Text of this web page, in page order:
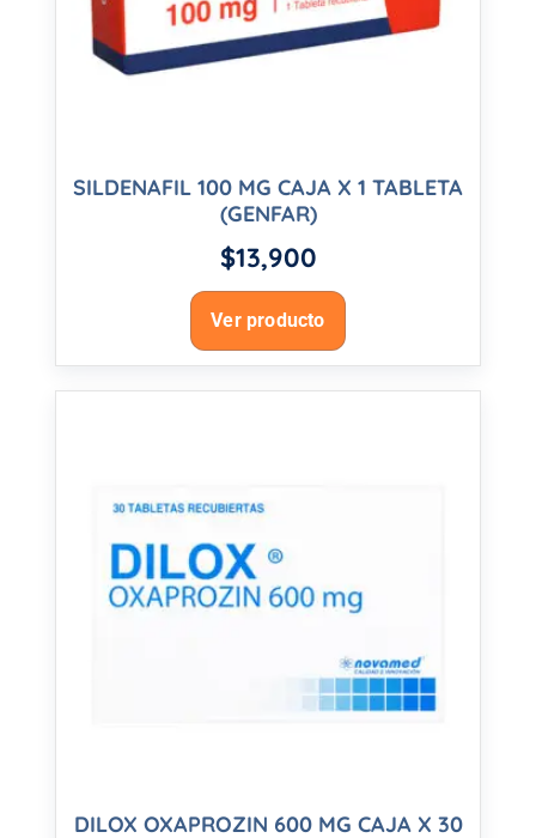
SILDENAFIL 100 MG CAJA X 1 TABLETA
(GENFAR)
$13,900
Ver producto
DILOX OXAPROZIN 600 MG CAJA X 30